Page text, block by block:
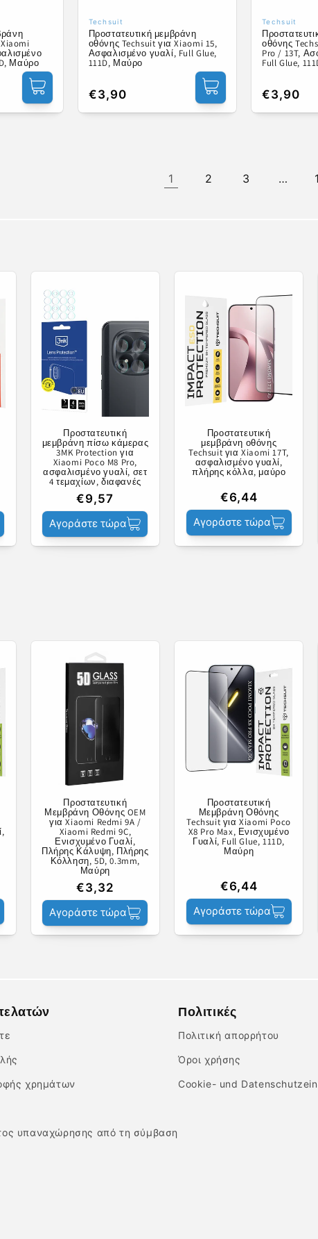
Μαύρο
Προμηθευτής:
Techsuit
Προστατευτική μεμβράνη
οθόνης Techsuit για Xiaomi 15,
Ασφαλισμένο γυαλί, Full Glue,
111D, Μαύρο
Κανονική
τιμή
€3,90
Techsuit
οθόνης
Pro / 13T,
Full Glue,
Κανονική
τιμή
€3,90
1 2 3 …
Προστατευτική
μεμβράνη πίσω κάμερας
3MK Protection για
Xiaomi Poco M8 Pro,
ασφαλισμένο γυαλί, σετ
4 τεμαχίων, διαφανές
€9,57
Αγοράστε τώρα
Προστατευτική
μεμβράνη οθόνης
Techsuit για Xiaomi 17T,
ασφαλισμένο γυαλί,
πλήρης κόλλα, μαύρο
€6,44
Αγοράστε τώρα
Προστατευτική
Μεμβράνη Οθόνης OEM
για Xiaomi Redmi 9A /
Xiaomi Redmi 9C,
Ενισχυμένο Γυαλί,
Πλήρης Κάλυψη, Πλήρης
Κόλληση, 5D, 0.3mm,
Μαύρη
€3,32
Αγοράστε τώρα
Προστατευτική
Μεμβράνη Οθόνης
Techsuit για Xiaomi Poco
X8 Pro Max, Ενισχυμένο
Γυαλί, Full Glue, 111D,
Μαύρη
€6,44
Αγοράστε τώρα
χρημάτων
υπαναχώρησης από τη σύμβαση
Πολιτικές
Πολιτική απορρήτου
Όροι χρήσης
Cookie- und